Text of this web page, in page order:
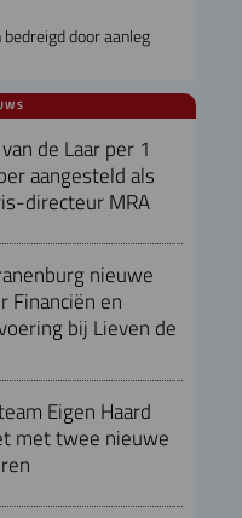
door aanleg
de Laar per 1
aangesteld als
directeur MRA
nieuwe
Financiën en
bij Lieven de
Eigen Haard
met twee nieuwe